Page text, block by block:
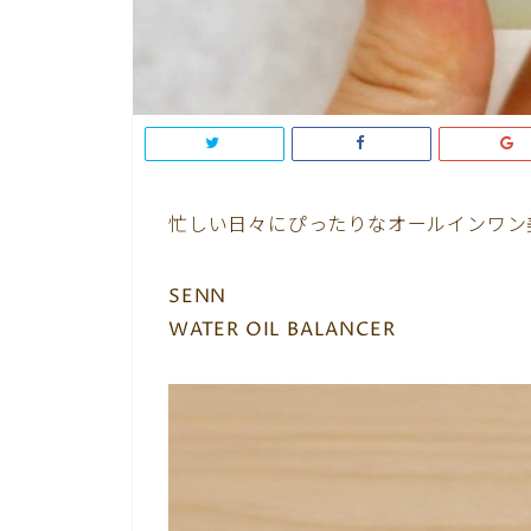
忙しい日々にぴったりなオールインワ
SENN
WATER OIL BALANCER